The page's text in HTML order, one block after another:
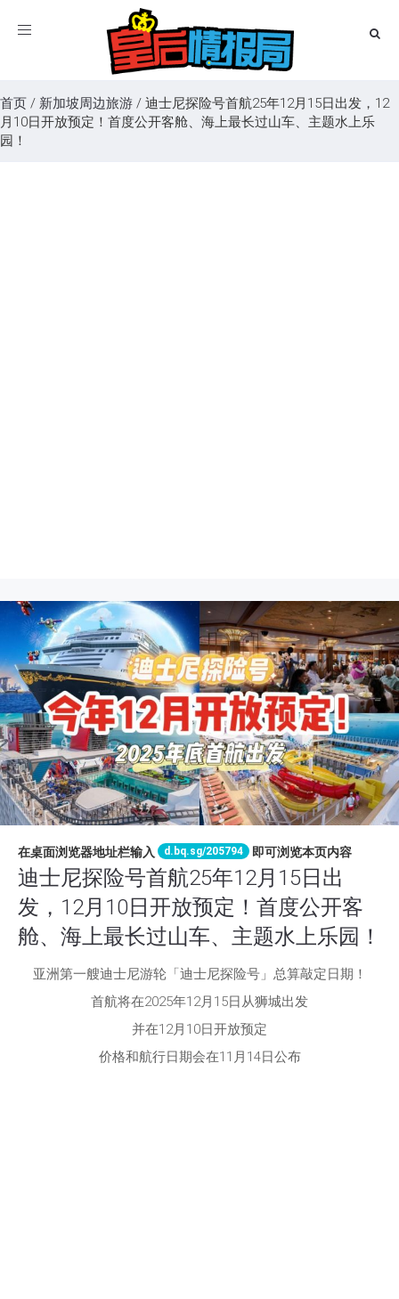
Toggle
首页 / 新加坡周边旅游 / 迪士尼探险号首航25年12月15日出发，12
月10日开放预定！首度公开客舱、海上最长过山车、主题水上乐
园！
在桌面浏览器地址栏输入 d.bq.sg/205794 即可浏览本页内容
迪士尼探险号首航25年12月15日出
发，12月10日开放预定！首度公开客
舱、海上最长过山车、主题水上乐园！
亚洲第一艘迪士尼游轮「迪士尼探险号」总算敲定日期！
首航将在2025年12月15日从狮城出发
并在12月10日开放预定
价格和航行日期会在11月14日公布